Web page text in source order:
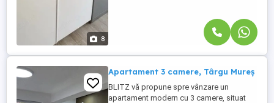
8
Apartament 3 camere, Târgu Mureș
BLITZ vă propune spre vânzare un
apartament modern cu 3 camere, situat